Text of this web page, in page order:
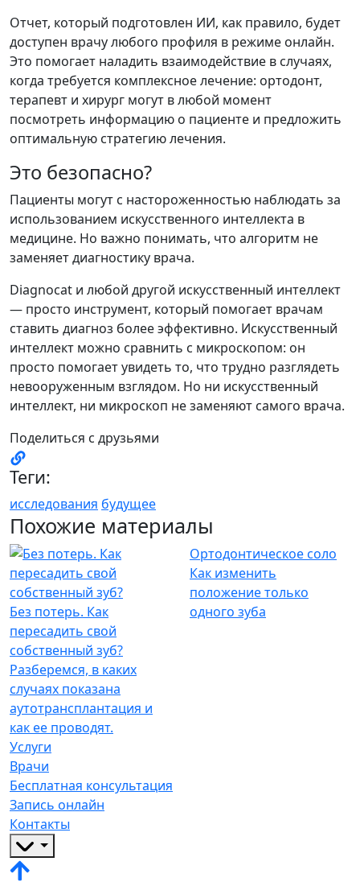
Отчет, который подготовлен ИИ, как правило, будет
доступен врачу любого профиля в режиме онлайн.
Это помогает наладить взаимодействие в случаях,
когда требуется комплексное лечение: ортодонт,
терапевт и хирург могут в любой момент
посмотреть информацию о пациенте и предложить
оптимальную стратегию лечения.
Это безопасно?
Пациенты могут с настороженностью наблюдать за
использованием искусственного интеллекта в
медицине. Но важно понимать, что алгоритм не
заменяет диагностику врача.
Diagnocat и любой другой искусственный интеллект
— просто инструмент, который помогает врачам
ставить диагноз более эффективно. Искусственный
интеллект можно сравнить с микроскопом: он
просто помогает увидеть то, что трудно разглядеть
невооруженным взглядом. Но ни искусственный
интеллект, ни микроскоп не заменяют самого врача.
Поделиться с друзьями
Теги:
исследования будущее
Похожие материалы
Без потерь. Как
пересадить свой
собственный зуб?
Разберемся, в каких
случаях показана
аутотрансплантация и
как ее проводят.
Ортодонтическое соло
Как изменить
положение только
одного зуба
Услуги
Врачи
Бесплатная консультация
Запись онлайн
Контакты